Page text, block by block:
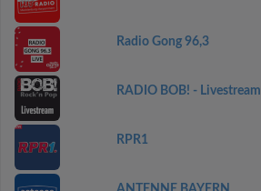
Radio Gong 96,3
RADIO BOB! - Livestream
RPR1